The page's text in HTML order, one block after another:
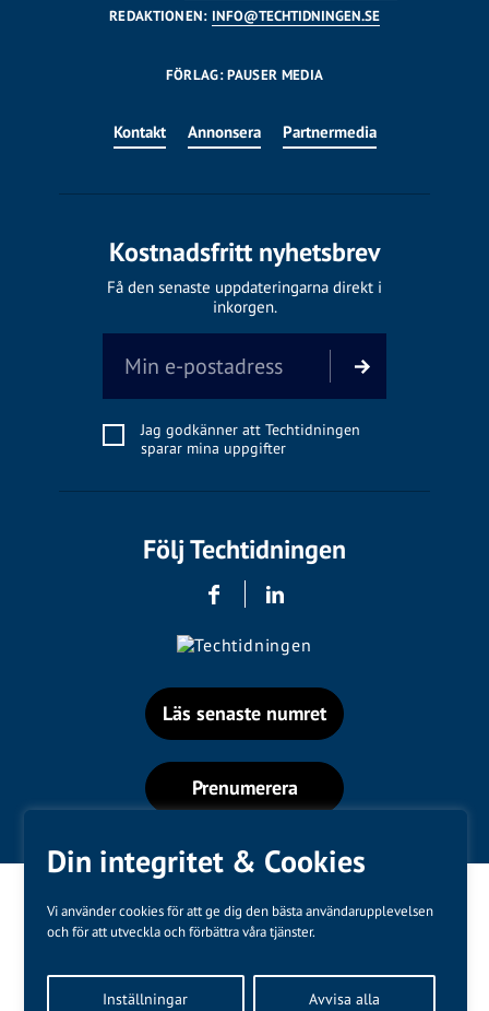
Din integritet & Cookies
Vi använder cookies för att ge dig den bästa användarupplevelsen
och för att utveckla och förbättra våra tjänster.
Inställningar Avvisa alla
REDAKTIONEN: INFO@TECHTIDNINGEN.SE
FÖRLAG: PAUSER MEDIA
Kontakt Annonsera Partnermedia
Kostnadsfritt nyhetsbrev
Få den senaste uppdateringarna direkt i
inkorgen.
Jag godkänner att Techtidningen
sparar mina uppgifter
Följ Techtidningen
Läs senaste numret
Prenumerera